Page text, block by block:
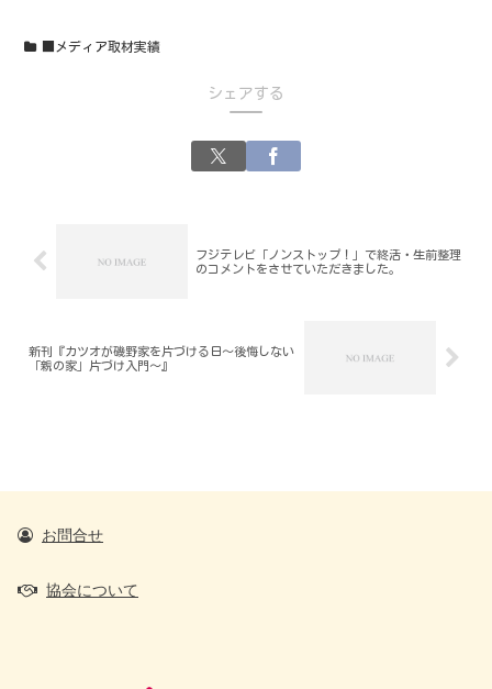
■メディア取材実績
シェアする
フジテレビ「ノンストップ！」で終活・生前整理
のコメントをさせていただきました。
新刊『カツオが磯野家を片づける日～後悔しない
「親の家」片づけ入門～』
お問合せ
協会について